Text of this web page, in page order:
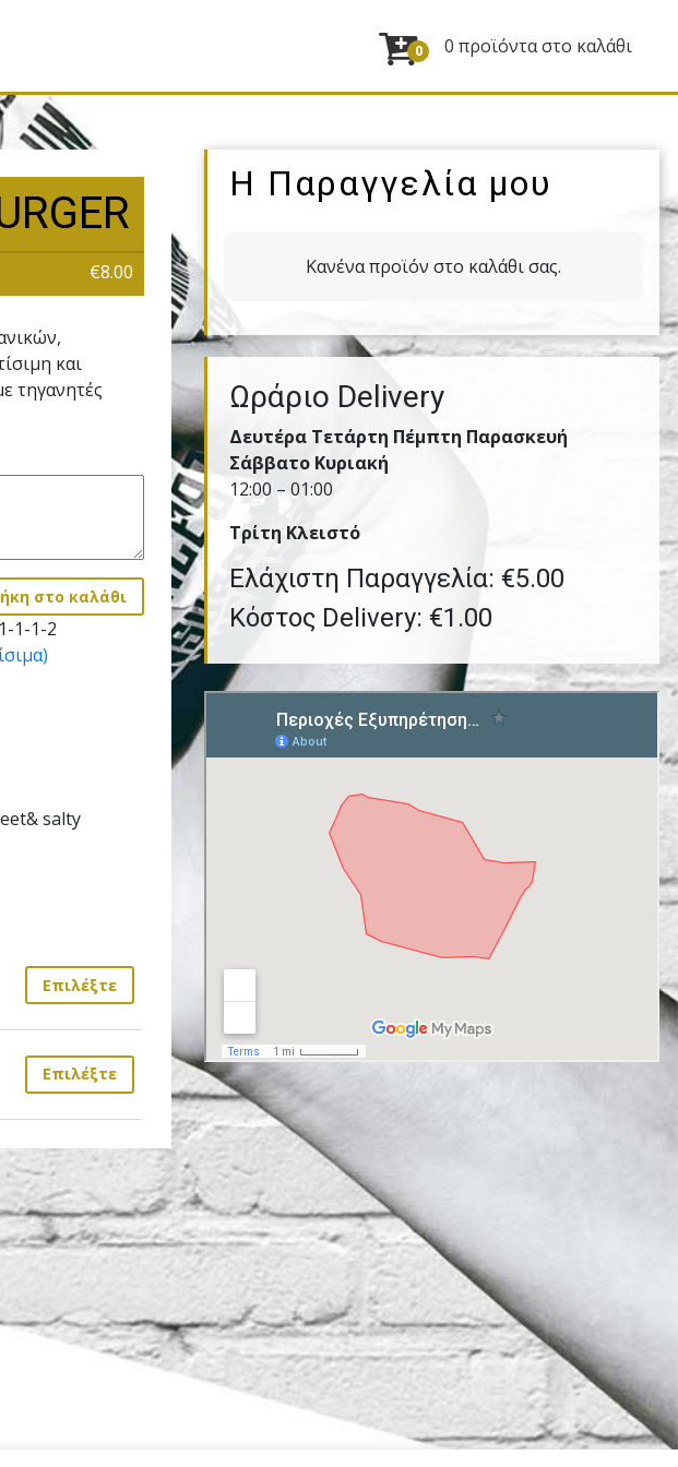
0 0 προϊόντα στο καλάθι
€8.00
και
τηγανητές
στο καλάθι
1-1-2
salty
Επιλέξτε
Επιλέξτε
Η Παραγγελία μου
Κανένα προϊόν στο καλάθι σας.
Ωράριο Delivery
Δευτέρα Τετάρτη Πέμπτη Παρασκευή
Σάββατο Κυριακή
12:00 – 01:00
Τρίτη Kλειστό
Ελάχιστη Παραγγελία: €5.00
Κόστος Delivery: €1.00